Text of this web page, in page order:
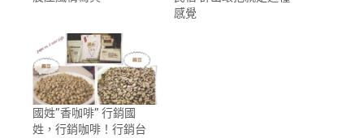
感覺
國姓”香咖啡” 行銷國
姓，行銷咖啡！行銷台